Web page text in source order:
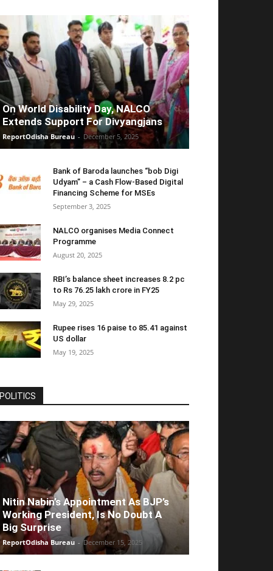
On World Disability Day, NALCO
Extends Support For Divyangjans
ReportOdisha Bureau - December 5, 2025
Bank of Baroda launches “bob Digi
Udyam” – a Cash Flow-Based Digital
Financing Scheme for MSEs
September 3, 2025
NALCO organises Media Connect
Programme
August 20, 2025
RBI’s balance sheet increases 8.2 pc
to Rs 76.25 lakh crore in FY25
May 29, 2025
Rupee rises 16 paise to 85.41 against
US dollar
May 19, 2025
POLITICS
Nitin Nabin’s Appointment As BJP’s
Working President, Is No Doubt A
Big Surprise
ReportOdisha Bureau - December 15, 2025